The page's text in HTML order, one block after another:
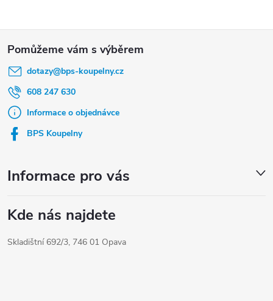
dotazy@bps-koupelny.cz
608 247 630
Informace o objednávce
BPS Koupelny
Informace pro vás
Kde nás najdete
Skladištní 692/3, 746 01 Opava